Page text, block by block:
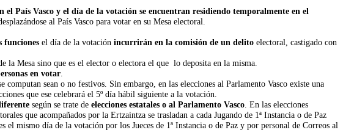
el País Vasco y el día de la votación se encuentran residiendo temporalmente en el
al País Vasco para votar en su Mesa electoral.
funciones el día de la votación incurrirán en la comisión de un delito electoral, castigado con
la Mesa sino que es el elector o electora el que lo deposita en la misma.
en votar
se computan sean o no festivos. Sin embargo, en las elecciones al Parlamento Vasco existe una
que ese celebrará el 5º día hábil siguiente a la votación.
según se trate de elecciones estatales o al Parlamento Vasco . En las elecciones
que acompañados por la Ertzaintza se trasladan a cada Jugando de 1ª Instancia o de Paz
el mismo día de la votación por los Jueces de 1ª Instancia o de Paz y por personal de Correos al